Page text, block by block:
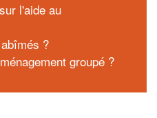
l'aide au
?
groupé ?